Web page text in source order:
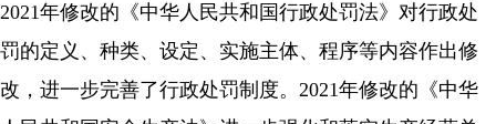
2021年修改的《中华人民共和国行政处罚法》对行政处
罚的定义、种类、设定、实施主体、程序等内容作出修
改，进一步完善了行政处罚制度。2021年修改的《中华